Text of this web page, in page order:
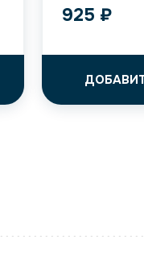
925 ₽